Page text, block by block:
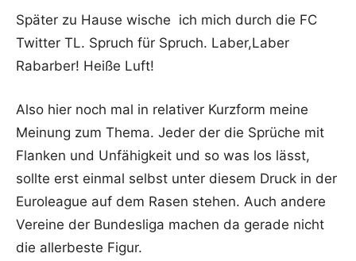
Später zu Hause wische ich mich durch die FC
Twitter TL. Spruch für Spruch. Laber,Laber
Rabarber! Heiße Luft!
Also hier noch mal in relativer Kurzform meine
Meinung zum Thema. Jeder der die Sprüche mit
Flanken und Unfähigkeit und so was los lässt,
sollte erst einmal selbst unter diesem Druck in der
Euroleague auf dem Rasen stehen. Auch andere
Vereine der Bundesliga machen da gerade nicht
die allerbeste Figur.